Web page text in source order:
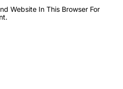
Website In This Browser For